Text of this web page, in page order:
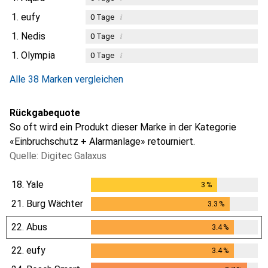
1. eufy 0Tage i
1. Nedis 0Tage i
1. Olympia 0Tage i
Alle 38 Marken vergleichen
Rückgabequote
So oft wird ein Produkt dieser Marke in der Kategorie
«Einbruchschutz + Alarmanlage» retourniert.
Quelle: Digitec Galaxus
18. Yale 3 %
21. Burg Wächter 3.3 %
22. Abus 3.4%
3.4%
22. eufy 3.4%
3.4%